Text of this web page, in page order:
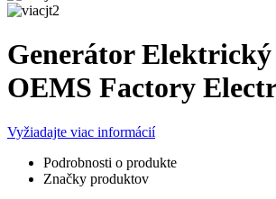
Generátor Elektrický
OEMS Factory
Vyžiadajte viac informácií
Podrobnosti o produkte
Značky produktov